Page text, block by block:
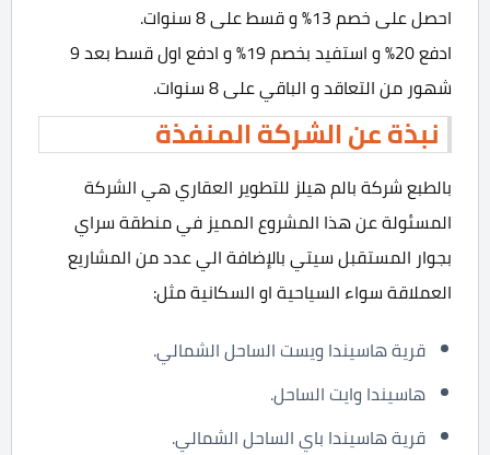
احصل على خصم 13% و قسط على 8 سنوات.
ادفع 20% و استفيد بخصم 19% و ادفع اول قسط بعد 9
شهور من التعاقد و الباقي على 8 سنوات.
نبذة عن الشركة المنفذة
بالطبع شركة بالم هيلز للتطوير العقاري هي الشركة
المسئولة عن هذا المشروع المميز في منطقة سراي
بجوار المستقبل سيتي بالإضافة الي عدد من المشاريع
العملاقة سواء السياحية او السكانية مثل:
قرية هاسيندا ويست الساحل الشمالي.
هاسيندا وايت الساحل.
قرية هاسيندا باي الساحل الشمالي.